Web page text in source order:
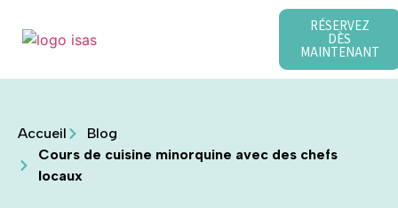
RÉSERVEZ
DÈS
MAINTENANT
Accueil
Blog
Cours de cuisine minorquine avec des chefs
locaux